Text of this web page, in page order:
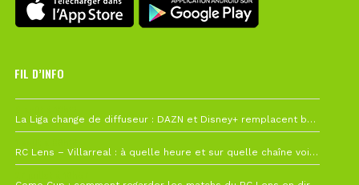
FIL D’INFO
La Liga change de diffuseur : DAZN et Disney+ remplacent beIN Sports !
RC Lens – Villarreal : à quelle heure et sur quelle chaîne voir la finale de la Como Cup ?